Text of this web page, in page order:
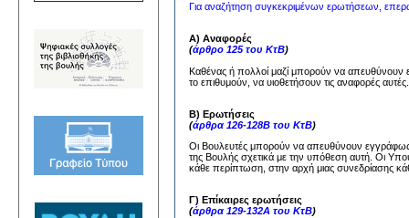
Για αναζήτηση συγκεκριμένων ερωτήσεων,
Α) Αναφορές
(άρθρο 125 του ΚτΒ)
Καθένας ή πολλοί μαζί μπορούν να
το επιθυμούν, να υιοθετήσουν τις αναφορές
Β) Ερωτήσεις
(άρθρα 126-128Β του ΚτΒ)
Οι Βουλευτές μπορούν να απευθύνουν
της Βουλής σχετικά με την υπόθεση αυτή. Οι
κάθε περίπτωση, στην αρχή μιας συνεδρίασης
Γ) Επίκαιρες ερωτήσεις
(άρθρα 129-132Α του ΚτΒ)